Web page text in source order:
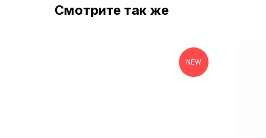
Смотрите так же
NEW